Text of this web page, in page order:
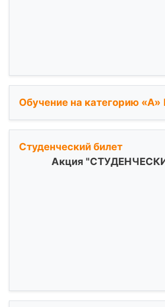
Обучение на категорию
Студенческий билет
Акция